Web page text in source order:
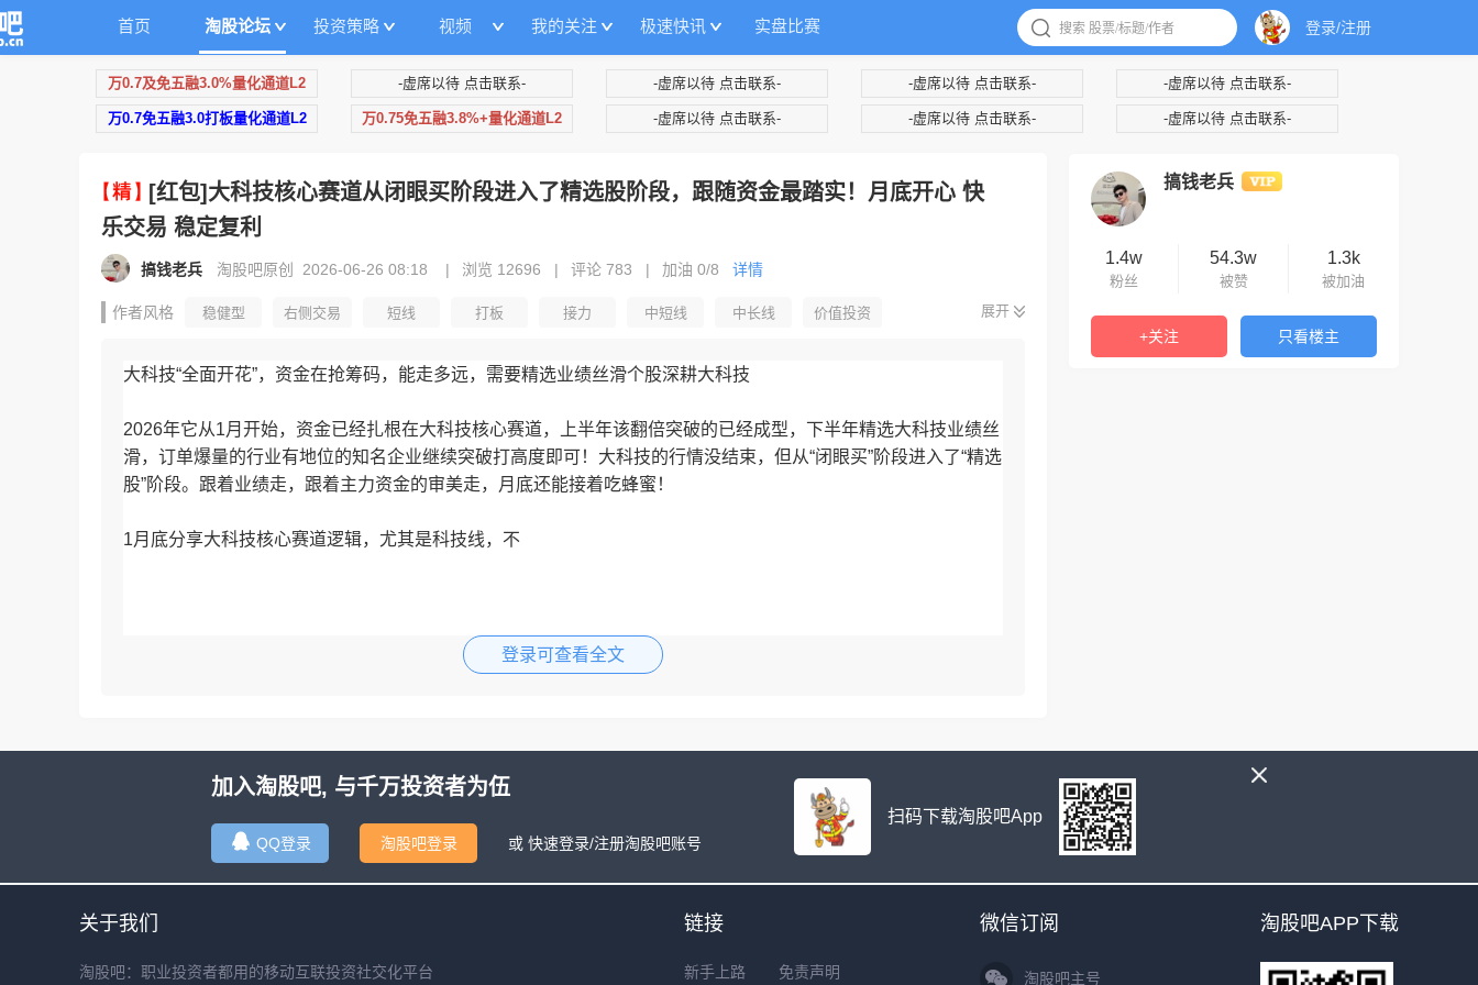
首页 淘股论坛 投资策略 视频 我的关注 极速快讯 实盘比赛 登录/注册
搞钱老兵
1.4w
粉丝
54.3w
被赞
1.3k
被加油
+关注 只看楼主
万0.7及免五融3.0%量化通道L2 -虚席以待 点击联系- -虚席以待 点击联系- -虚席以待 点击联系- -虚席以待 点击联系-
万0.7免五融3.0打板量化通道L2 万0.75免五融3.8%+量化通道L2 -虚席以待 点击联系- -虚席以待 点击联系- -虚席以待 点击联系-
[红包]大科技核心赛道从闭眼买阶段进入了精选股阶段，跟随资金最踏实！月底开心 快
乐交易 稳定复利
搞钱老兵 淘股吧原创 2026-06-26 08:18 | 浏览 12696 | 评论 783 | 加油 0/8 详情
作者风格 稳健型 右侧交易 短线 打板 接力 中短线 中长线 价值投资 展开
大科技“全面开花”，资金在抢筹码，能走多远，需要精选业绩丝滑个股深耕大科技
2026年它从1月开始，资金已经扎根在大科技核心赛道，上半年该翻倍突破的已经成型，下半年精选大科技业绩丝
滑，订单爆量的行业有地位的知名企业继续突破打高度即可！大科技的行情没结束，但从“闭眼买”阶段进入了“精选
股”阶段。跟着业绩走，跟着主力资金的审美走，月底还能接着吃蜂蜜！
1月底分享大科技核心赛道逻辑，尤其是科技线，不
登录可查看全文
加入淘股吧, 与千万投资者为伍
QQ登录 淘股吧登录 或 快速登录/注册淘股吧账号
扫码下载淘股吧App
关于我们
淘股吧：职业投资者都用的移动互联投资社交化平台
链接
新手上路 免责声明
微信订阅
淘股吧主号
淘股吧APP下载